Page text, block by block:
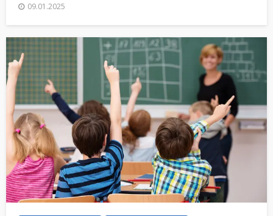
09.01.2025